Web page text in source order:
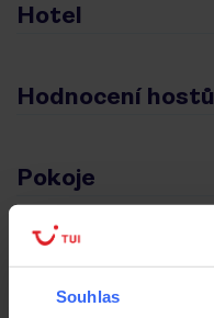
Souhlas
Hotel
Hodnocení hostů
Pokoje